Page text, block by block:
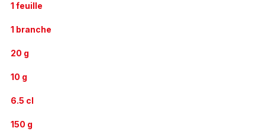
1 feuille
1 branche
20 g
10 g
6.5 cl
150 g